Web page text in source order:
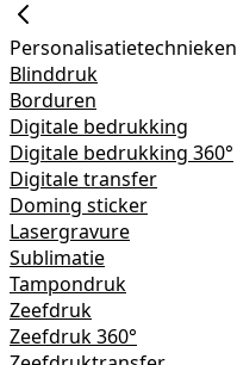
Personalisatietechnieken
Blinddruk
Borduren
Digitale bedrukking
Digitale bedrukking 360°
Digitale transfer
Doming sticker
Lasergravure
Sublimatie
Tampondruk
Zeefdruk
Zeefdruk 360°